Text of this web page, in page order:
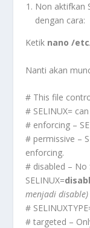
Non aktifkan
dengan cara:
Ketik nano /
Nanti akan
# This file
# SELINUX=
# enforcing –
# permissive –
enforcing.
# disabled – No
SELINUX=
menjadi disable)
#
# targeted –